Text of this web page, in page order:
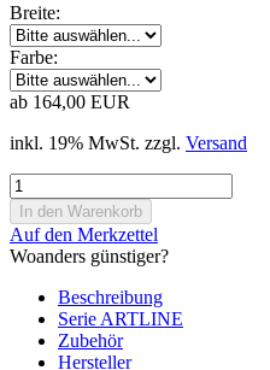
Breite:
Farbe:
ab 164,00 EUR
inkl. 19% MwSt. zzgl. Versand
Auf den Merkzettel
Woanders günstiger?
Beschreibung
Serie ARTLINE
Zubehör
Hersteller